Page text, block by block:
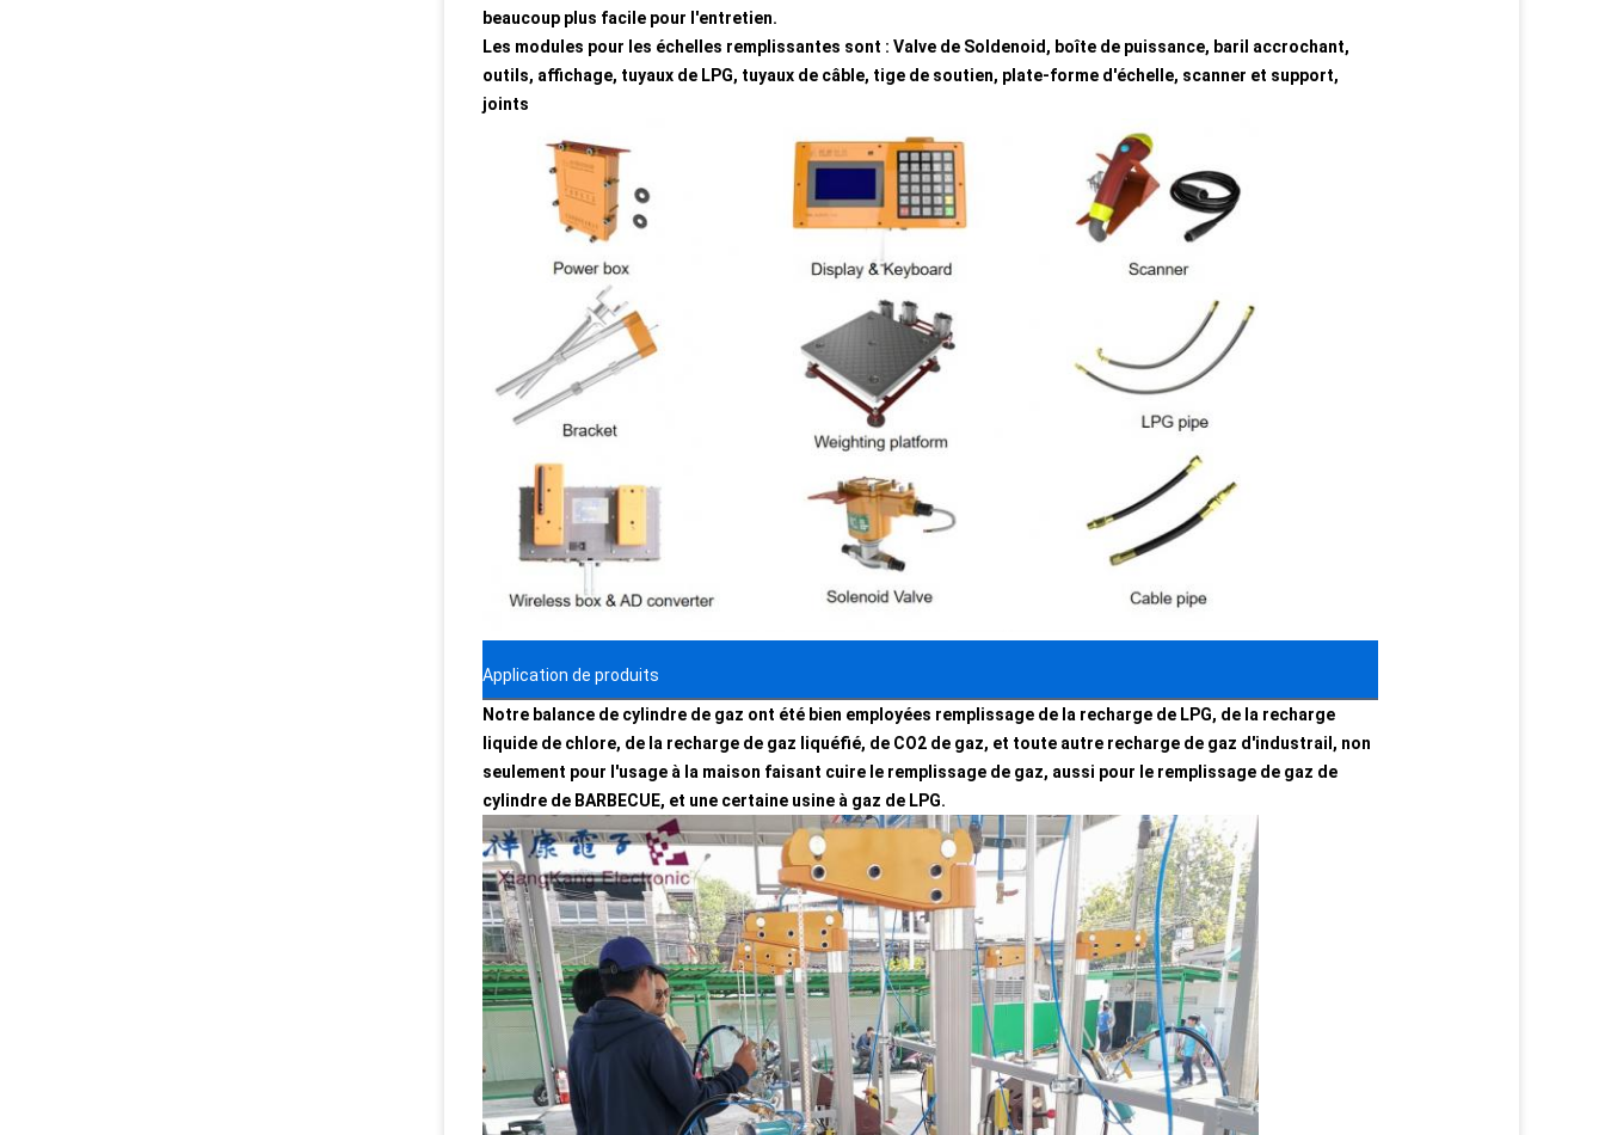
beaucoup plus facile pour l'entretien.
Les modules pour les échelles remplissantes sont : Valve de Soldenoid, boîte de puissance, baril accrochant,
outils, affichage, tuyaux de LPG, tuyaux de câble, tige de soutien, plate-forme d'échelle, scanner et support,
joints
Application de produits
Notre balance de cylindre de gaz ont été bien employées remplissage de la recharge de LPG, de la recharge
liquide de chlore, de la recharge de gaz liquéfié, de CO2 de gaz, et toute autre recharge de gaz d'industrail, non
seulement pour l'usage à la maison faisant cuire le remplissage de gaz, aussi pour le remplissage de gaz de
cylindre de BARBECUE, et une certaine usine à gaz de LPG.